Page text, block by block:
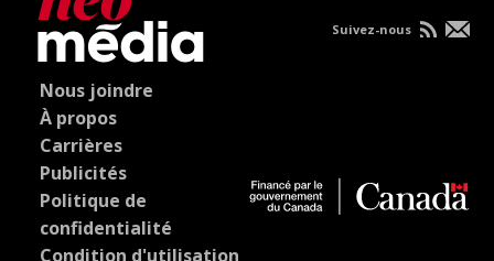
Nous joindre
À propos
Carrières
Publicités
Politique de
confidentialité
Condition d'utilisation
Suivez-nous